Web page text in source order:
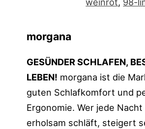
morgana
GESÜNDER SCHLAFEN,
LEBEN! morgana ist die
guten Schlafkomfort und
Ergonomie. Wer jede
erholsam schläft, steigert